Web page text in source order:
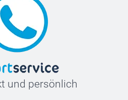
und persönlich